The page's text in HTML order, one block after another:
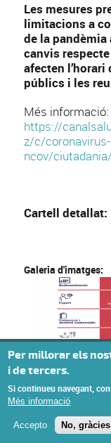
Les mesures
limitacions a
de la
canvis
afecten l’horari
públics i les
Més informació:
https://
z/c/
ncov/
Cartell detallat:
Galeria d'imatges:
Per millorar els
i de tercers.
Si continueu navegant,
Més informació
Accepto No, gràcies